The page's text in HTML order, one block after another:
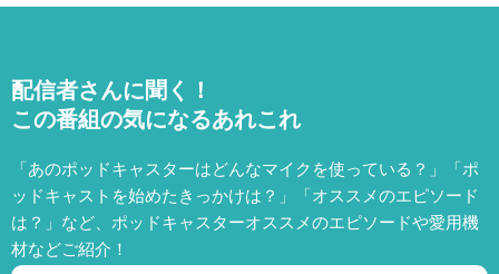
配信者さんに聞く！
この番組の気になるあれこれ
「あのポッドキャスターはどんなマイクを使っている？」「ポ
ッドキャストを始めたきっかけは？」「オススメのエピソード
は？」など、 ポッドキャスターオススメのエピソードや愛用機
材などご紹介！